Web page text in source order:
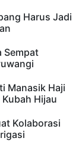
Harus Jadi
Sempat
Manasik Haji
Hijau
Kolaborasi